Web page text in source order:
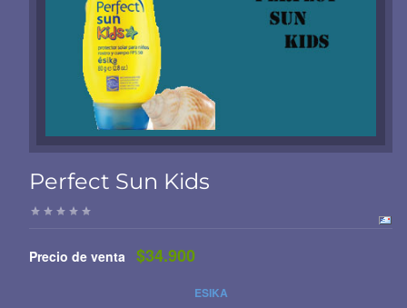
Perfect Sun Kids
Precio de venta $34.900
ESIKA